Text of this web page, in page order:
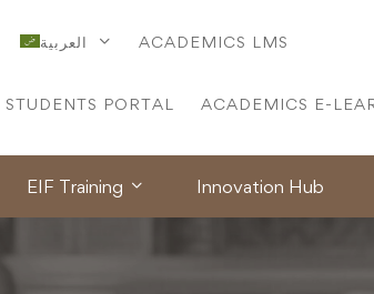
العربية ACADEMICS LMS
PORTAL ACADEMICS E-
EIF Training Innovation Hub